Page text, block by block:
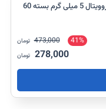
کپسول زینک پلاس یوروویتال 5 میلی گرم بسته 60
41%
473,000 تومان
278,000 تومان